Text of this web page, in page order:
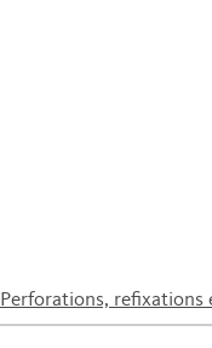
Perforations, refixations